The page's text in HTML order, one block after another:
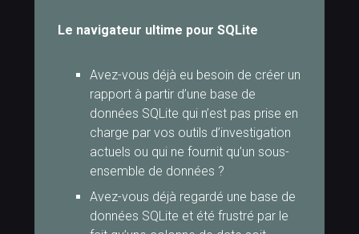
Le navigateur ultime pour SQLite
Avez-vous déjà eu besoin de créer un
rapport à partir d’une base de
données SQLite qui n’est pas prise en
charge par vos outils d’investigation
actuels ou qui ne fournit qu’un sous-
ensemble de données ?
Avez-vous déjà regardé une base de
données SQLite et été frustré par le